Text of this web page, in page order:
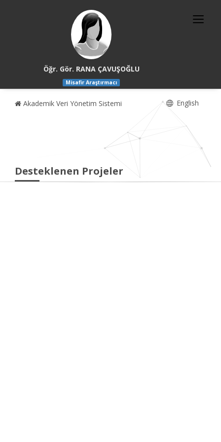
Öğr. Gör. RANA ÇAVUŞOĞLU
Misafir Araştırmacı
Akademik Veri Yönetim Sistemi English
Desteklenen Projeler